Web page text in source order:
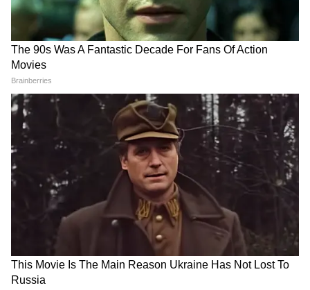
LATEST VIDEOS
Rahul Gandhi से मिलीं CJP Protest में
लाठी खाने वाली Muskaan, Delhi Police से
दाग दिया ये सवाल!
CJP के अंदर हो गई कलह, Abhijeet Dipke
के ही खिलाफ हो गए कई लोग!